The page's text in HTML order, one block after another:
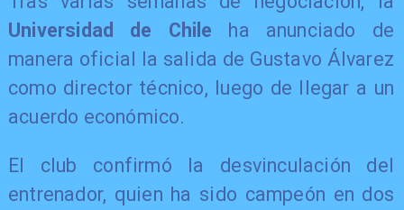
Universidad de Chile ha anunciado de
manera oficial la salida de Gustavo Álvarez
como director técnico, luego de llegar a un
acuerdo económico.
El club confirmó la desvinculación del
entrenador, quien ha sido campeón en dos